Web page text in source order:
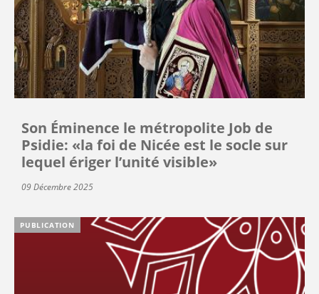
Son Éminence le métropolite Job de
Psidie: «la foi de Nicée est le socle sur
lequel ériger l’unité visible»
09 Décembre 2025
PUBLICATION